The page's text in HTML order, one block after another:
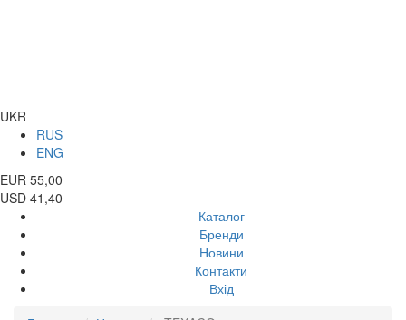
UKR
RUS
ENG
EUR 55,00
USD 41,40
Каталог
Бренди
Новини
Контакти
Вхід